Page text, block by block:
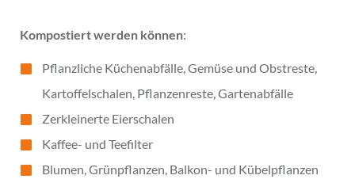
Kompostiert werden können:
Pflanzliche Küchenabfälle, Gemüse und Obstreste,
Kartoffelschalen, Pflanzenreste, Gartenabfälle
Zerkleinerte Eierschalen
Kaffee- und Teefilter
Blumen, Grünpflanzen, Balkon- und Kübelpflanzen